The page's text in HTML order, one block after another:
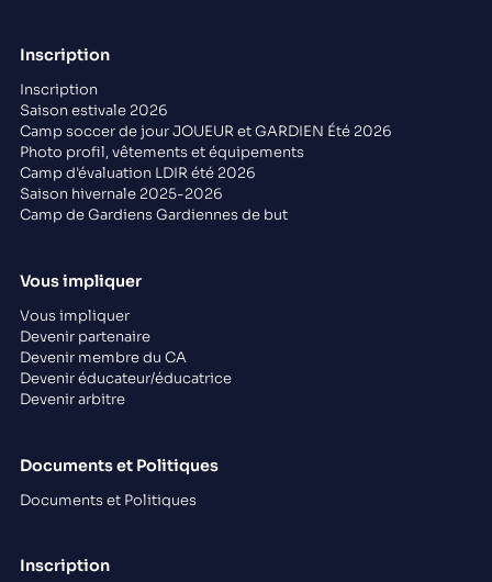
Inscription
Inscription
Saison estivale 2026
Camp soccer de jour JOUEUR et GARDIEN Été 2026
Photo profil, vêtements et équipements
Camp d'évaluation LDIR été 2026
Saison hivernale 2025-2026
Camp de Gardiens Gardiennes de but
Vous impliquer
Vous impliquer
Devenir partenaire
Devenir membre du CA
Devenir éducateur/éducatrice
Devenir arbitre
Documents et Politiques
Documents et Politiques
Inscription